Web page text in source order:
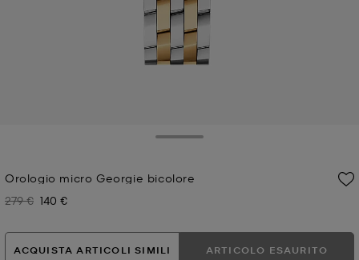
Orologio micro Georgie bicolore
Prezzo iniziale
279 € Prezzo attuale
140 €
ACQUISTA ARTICOLI SIMILI ARTICOLO ESAURITO